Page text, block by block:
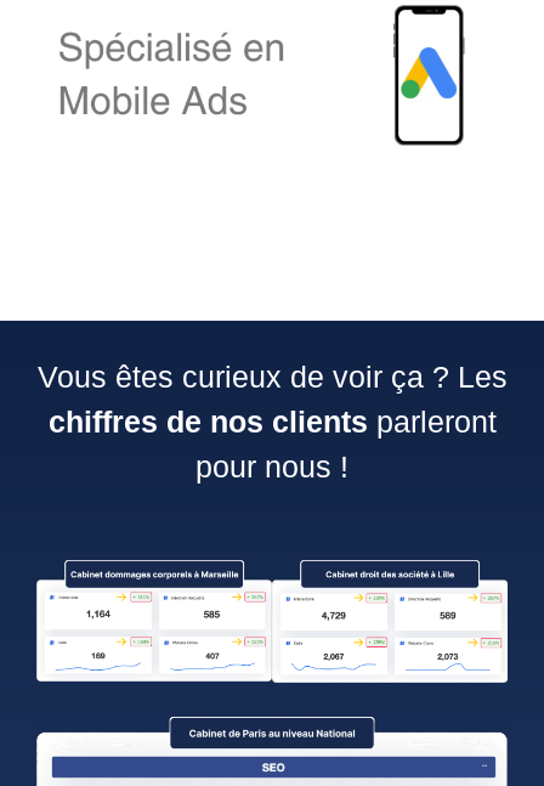
Vous êtes curieux de voir ça ? Les
chiffres de nos clients parleront
pour nous !